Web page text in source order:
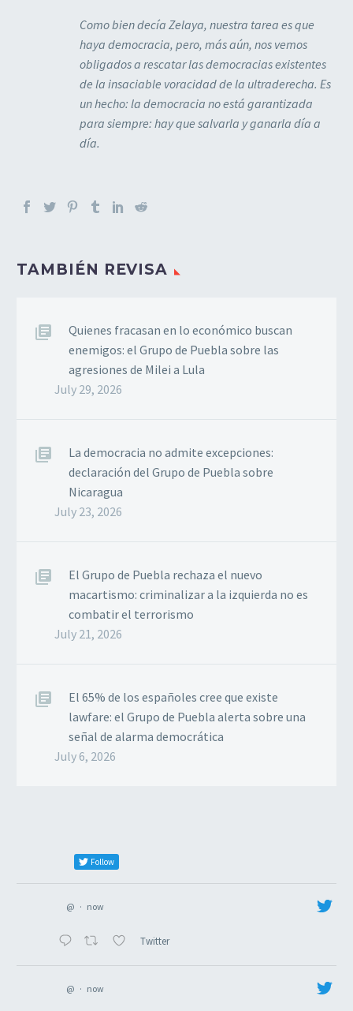
Como bien decía Zelaya, nuestra tarea es que
haya democracia, pero, más aún, nos vemos
obligados a rescatar las democracias existentes
de la insaciable voracidad de la ultraderecha. Es
un hecho: la democracia no está garantizada
para siempre: hay que salvarla y ganarla día a
día.
TAMBIÉN REVISA
Quienes fracasan en lo económico buscan
enemigos: el Grupo de Puebla sobre las
agresiones de Milei a Lula
July 29, 2026
La democracia no admite excepciones:
declaración del Grupo de Puebla sobre
Nicaragua
July 23, 2026
El Grupo de Puebla rechaza el nuevo
macartismo: criminalizar a la izquierda no es
combatir el terrorismo
July 21, 2026
El 65% de los españoles cree que existe
lawfare: el Grupo de Puebla alerta sobre una
señal de alarma democrática
July 6, 2026
Follow
@ · now
Twitter
@ · now